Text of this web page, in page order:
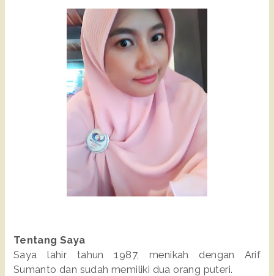
Tentang Saya
Saya lahir tahun 1987, menikah dengan Arif
Sumanto dan sudah memiliki dua orang puteri.